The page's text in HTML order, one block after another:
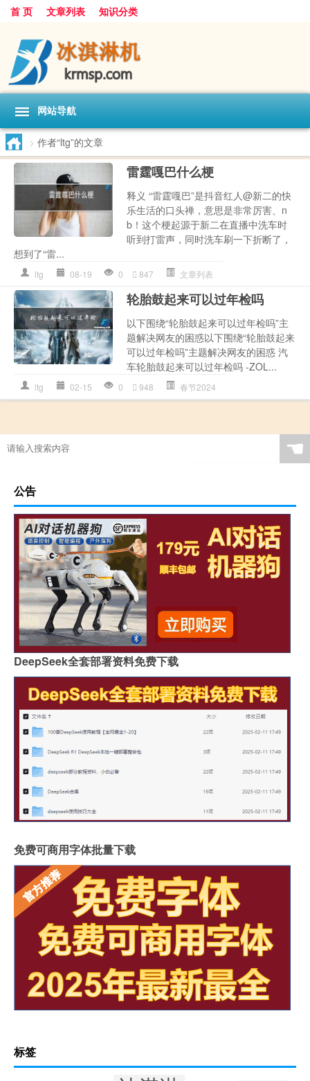
首 页 文章列表 知识分类
网站导航
> 作者“ltg”的文章
雷霆嘎巴什么梗
释义 “雷霆嘎巴”是抖音红人@新二的快
乐生活的口头禅，意思是非常厉害、n
b！这个梗起源于新二在直播中洗车时
听到打雷声，同时洗车刷一下折断了，
想到了“雷...
ltg 08-19 0 847 文章列表
轮胎鼓起来可以过年检吗
以下围绕“轮胎鼓起来可以过年检吗”主
题解决网友的困惑以下围绕“轮胎鼓起来
可以过年检吗”主题解决网友的困惑 汽
车轮胎鼓起来可以过年检吗 -ZOL...
ltg 02-15 0 948 春节2024
☚
公告
DeepSeek全套部署资料免费下载
免费可商用字体批量下载
标签